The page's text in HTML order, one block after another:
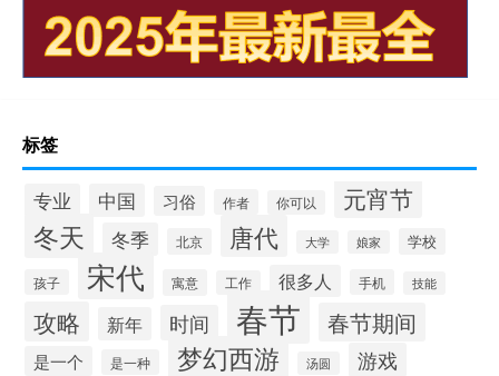
标签
专业 中国 习俗 作者 你可以 元宵节
冬天 冬季 北京 唐代 大学 娘家 学校
孩子 宋代 寓意 工作 很多人 手机 技能
攻略 新年 时间 春节 春节期间
是一个 是一种 梦幻西游 汤圆 游戏